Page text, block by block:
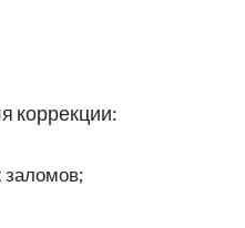
коррекции:
заломов;